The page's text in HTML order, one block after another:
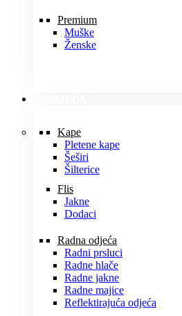
Premium
Muške
Ženske
Kape
Pletene kape
Šeširi
Šilterice
Flis
Jakne
Dodaci
Radna odjeća
Radni prsluci
Radne hlače
Radne jakne
Radne majice
Reflektirajuća odjeća